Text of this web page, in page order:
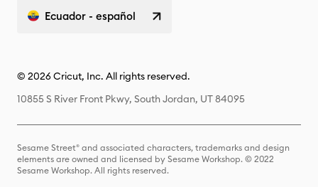
Ecuador - español
© 2026 Cricut, Inc. All rights reserved.
10855 S River Front Pkwy, South Jordan, UT 84095
Sesame Street® and associated characters, trademarks and design
elements are owned and licensed by Sesame Workshop. © 2022
Sesame Workshop. All rights reserved.